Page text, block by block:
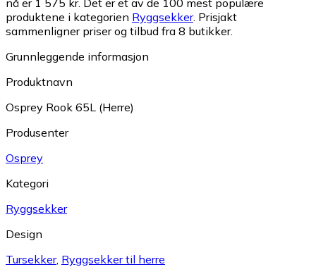
produktene i kategorien Ryggsekker. Prisjakt
sammenligner priser og tilbud fra 8 butikker.
Grunnleggende informasjon
Produktnavn
Osprey Rook 65L (Herre)
Produsenter
Osprey
Kategori
Ryggsekker
Design
Tursekker, Ryggsekker til herre